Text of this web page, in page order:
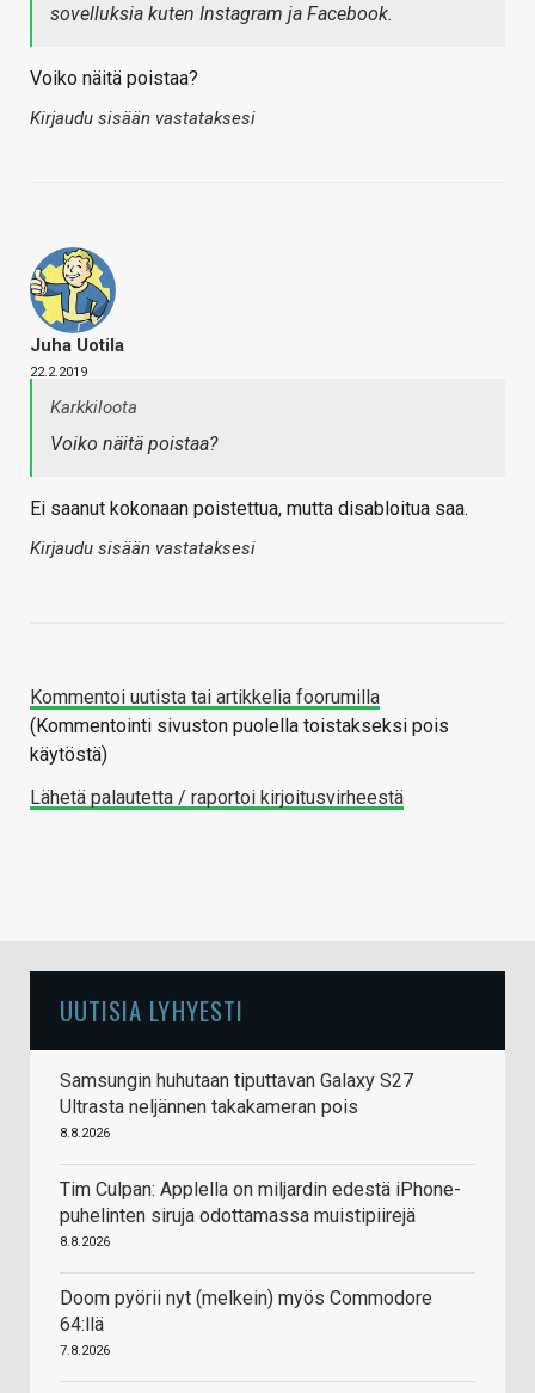
sovelluksia kuten Instagram ja Facebook.
Voiko näitä poistaa?
Kirjaudu sisään vastataksesi
Juha Uotila
22.2.2019
Karkkiloota
Voiko näitä poistaa?
Ei saanut kokonaan poistettua, mutta disabloitua saa.
Kirjaudu sisään vastataksesi
Kommentoi uutista tai artikkelia foorumilla
(Kommentointi sivuston puolella toistakseksi pois
käytöstä)
Lähetä palautetta / raportoi kirjoitusvirheestä
UUTISIA LYHYESTI
Samsungin huhutaan tiputtavan Galaxy S27
Ultrasta neljännen takakameran pois
8.8.2026
Tim Culpan: Applella on miljardin edestä iPhone-
puhelinten siruja odottamassa muistipiirejä
8.8.2026
Doom pyörii nyt (melkein) myös Commodore
64:llä
7.8.2026